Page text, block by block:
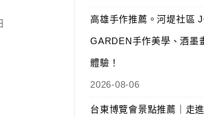
高雄手作推薦。河堤社區
GARDEN手作美學、酒墨
體驗！
2026-08-06
台東博覽會景點推薦｜走